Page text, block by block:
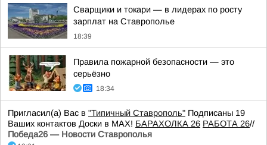
Сварщики и токари — в лидерах по росту
зарплат на Ставрополье
18:39
Правила пожарной безопасности — это
серьёзно
18:34
Пригласил(а) Вас в "Типичный Ставрополь" Подписаны 19
Ваших контактов Доски в МАХ! БАРАХОЛКА 26 РАБОТА 26//
Победа26 — Новости Ставрополья